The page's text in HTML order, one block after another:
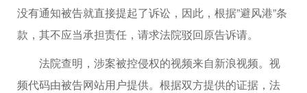
没有通知被告就直接提起了诉讼，因此，根据”避风港”条
款，其不应当承担责任，请求法院驳回原告诉请。
法院查明，涉案被控侵权的视频来自新浪视频。视
频代码由被告网站用户提供。根据双方提供的证据，法